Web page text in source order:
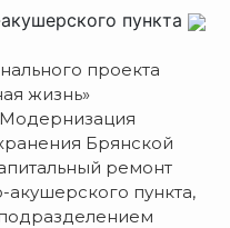
пункта
проекта
жизнь»
Брянской
ремонт
пункта,